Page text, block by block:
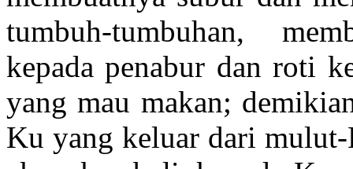
tumbuh-tumbuhan,
kepada penabur dan roti
yang mau makan;
Ku yang keluar dari